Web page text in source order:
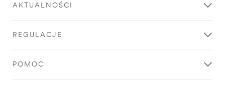
AKTUALNOŚCI
REGULACJE
POMOC